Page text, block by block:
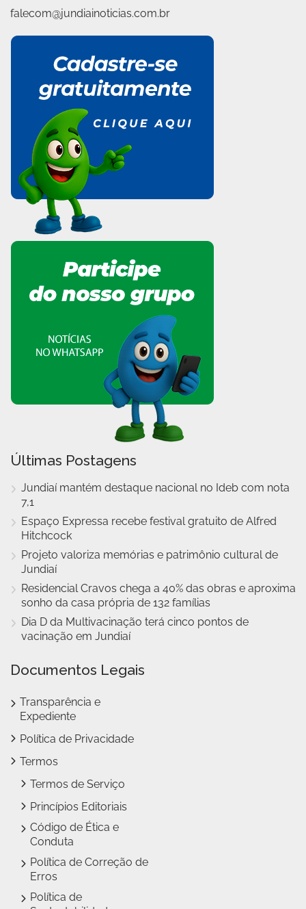
falecom@jundiainoticias.com.br
Últimas Postagens
Jundiaí mantém destaque nacional no Ideb com nota
7,1
Espaço Expressa recebe festival gratuito de Alfred
Hitchcock
Projeto valoriza memórias e patrimônio cultural de
Jundiaí
Residencial Cravos chega a 40% das obras e aproxima
sonho da casa própria de 132 famílias
Dia D da Multivacinação terá cinco pontos de
vacinação em Jundiaí
Documentos Legais
Transparência e
Expediente
Política de Privacidade
Termos
Termos de Serviço
Princípios Editoriais
Código de Ética e
Conduta
Política de Correção de
Erros
Política de